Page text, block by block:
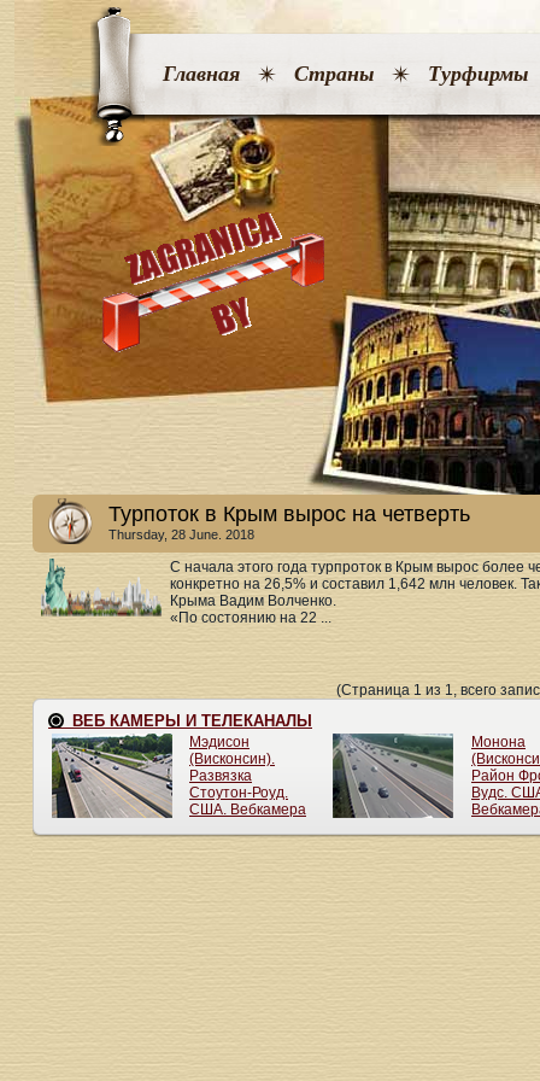
Главная Страны Турфирмы
Турпоток в Крым вырос на четверть
Thursday, 28 June. 2018
С начала этого года турпроток в Крым вырос более
конкретно на 26,5% и составил 1,642 млн человек.
Крыма Вадим Волченко.
«По состоянию на 22 ...
(Страница 1 из 1, всего